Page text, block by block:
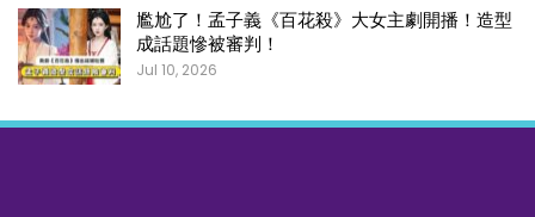
尷尬了！孟子義《百花殺》大女主劇開播！造型
成話題慘被審判！
Jul 10, 2026